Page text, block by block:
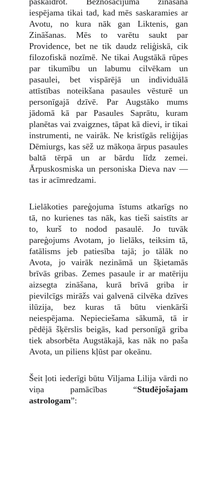
iespējama tikai tad, kad mēs saskaramies ar
Avotu, no kura nāk gan Liktenis, gan
Zināšanas. Mēs to varētu saukt par
Providence, bet ne tik daudz reliģiskā, cik
filozofiskā nozīmē. Ne tikai Augstākā rūpes
par tikumību un labumu cilvēkam un
pasaulei, bet vispārējā un individuālā
attīstības noteikšana pasaules vēsturē un
personīgajā dzīvē. Par Augstāko mums
jādomā kā par Pasaules Saprātu, kuram
planētas vai zvaigznes, tāpat kā dievi, ir tikai
instrumenti, ne vairāk. Ne kristīgās reliģijas
Dēmiurgs, kas sēž uz mākoņa ārpus pasaules
baltā tērpā un ar bārdu līdz zemei.
Ārpuskosmiska un personiska Dieva nav —
tas ir acīmredzami.
Lielākoties pareģojuma īstums atkarīgs no
tā, no kurienes tas nāk, kas tieši saistīts ar
to, kurš to nodod pasaulē. Jo tuvāk
pareģojums Avotam, jo lielāks, teiksim tā,
fatālisms jeb patiesība tajā; jo tālāk no
Avota, jo vairāk nezināmā un šķietamās
brīvās gribas. Zemes pasaule ir ar matēriju
aizsegta zināšana, kurā brīvā griba ir
pievilcīgs mirāžs vai galvenā cilvēka dzīves
ilūzija, bez kuras tā būtu vienkārši
neiespējama. Nepieciešama sākumā, tā ir
pēdējā šķērslis beigās, kad personīgā griba
tiek absorbēta Augstākajā, kas nāk no paša
Avota, un piliens kļūst par okeānu.
Šeit ļoti iederīgi būtu Viljama Lilija vārdi no
viņa pamācības “Studējošajam
astrologam”: